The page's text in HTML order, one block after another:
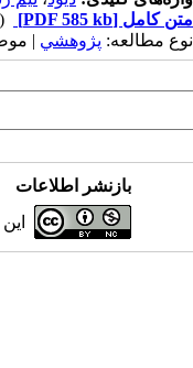
متن کامل [PDF 585 kb]
(۲۲۵۵ دریافت)
نوع مطالعه: پژوهشي |
بازنشر اطلاعات